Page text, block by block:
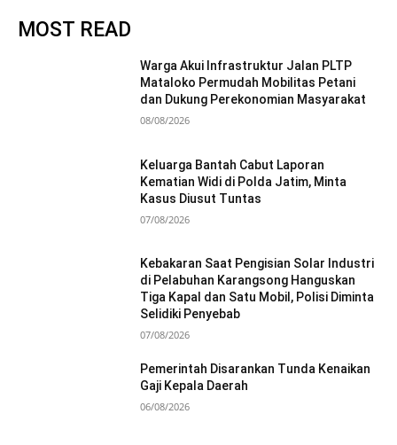
MOST READ
Warga Akui Infrastruktur Jalan PLTP
Mataloko Permudah Mobilitas Petani
dan Dukung Perekonomian Masyarakat
08/08/2026
Keluarga Bantah Cabut Laporan
Kematian Widi di Polda Jatim, Minta
Kasus Diusut Tuntas
07/08/2026
Kebakaran Saat Pengisian Solar Industri
di Pelabuhan Karangsong Hanguskan
Tiga Kapal dan Satu Mobil, Polisi Diminta
Selidiki Penyebab
07/08/2026
Pemerintah Disarankan Tunda Kenaikan
Gaji Kepala Daerah
06/08/2026